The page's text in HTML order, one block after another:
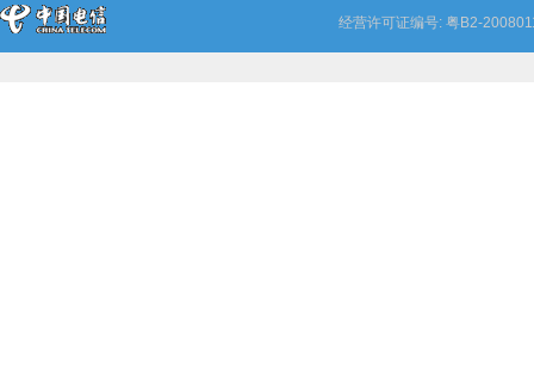
经营许可证编号: 粤B2-